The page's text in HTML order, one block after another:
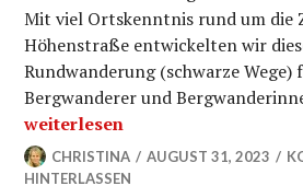
Mit viel Ortskenntnis rund um die
Höhenstraße entwickelten wir
Rundwanderung (schwarze Wege)
Bergwanderer und
Wandern an der Zillertaler
weiterlesen
CHRISTINA AUGUST 31, 2023
HINTERLASSEN